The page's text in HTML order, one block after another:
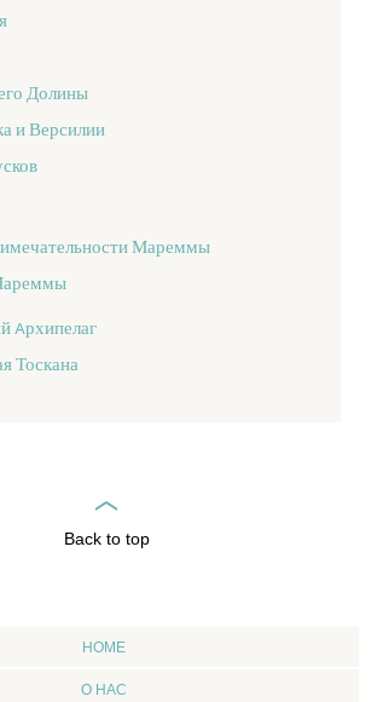
Долины
и Версилии
Мареммы
Aрхипелаг
Тоскана
Back to top
HOME
О НАС